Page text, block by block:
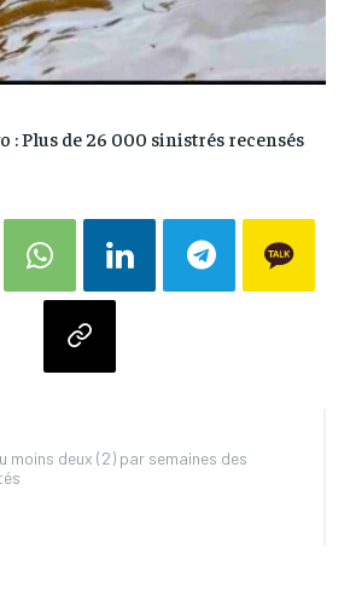
moins deux (2) par semaines des
: Plus de 26 000 sinistrés recensés